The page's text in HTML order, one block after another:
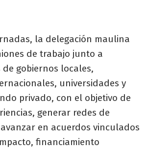
la delegación maulina
de trabajo junto a
gobiernos locales,
universidades y
privado, con el objetivo de
generar redes de
en acuerdos vinculados
financiamiento